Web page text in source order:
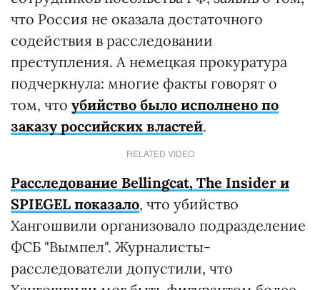
что Россия не оказала достаточного
содействия в расследовании
преступления. А немецкая прокуратура
подчеркнула: многие факты говорят о
том, что убийство было исполнено по
заказу российских властей.
RELATED VIDEO
Расследование Bellingcat, The Insider и
SPIEGEL показало, что убийство
Хангошвили организовало подразделение
ФСБ "Вымпел". Журналисты-
расследователи допустили, что